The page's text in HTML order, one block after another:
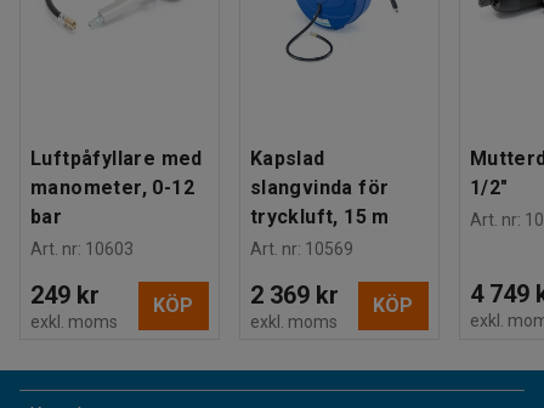
Luftpåfyllare med
manometer, 0-12
bar
Art. nr: 10603
249 kr
exkl. moms
KÖP
Kapslad
slangvinda för
tryckluft, 15 m
Art. nr: 10569
2 369 kr
exkl. moms
KÖP
1/2"
Art. nr:
4 749
exkl.